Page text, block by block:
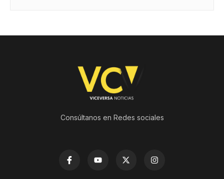
Consúltanos en Redes sociales